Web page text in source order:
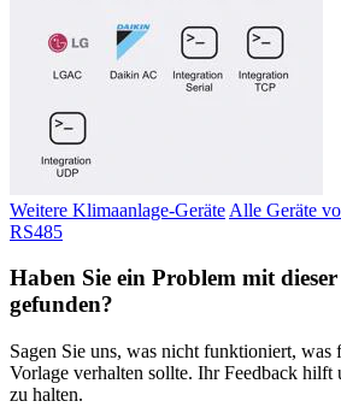
Weitere Klimaanlage-Geräte Alle Geräte
RS485
Haben Sie ein Problem mit
gefunden?
Sagen Sie uns, was nicht funktioniert, was
Vorlage verhalten sollte. Ihr Feedback hilft
zu halten.